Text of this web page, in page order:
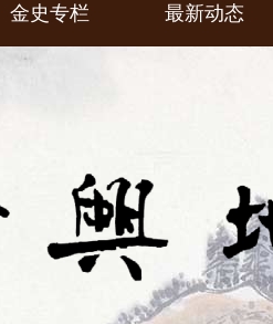
金史专栏 最新动态